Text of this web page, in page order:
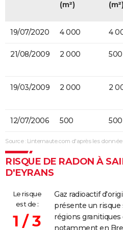
(m²)
(m²)
19/07/2020 4 000 4
21/08/2009 2 000 500
19/03/2009 2 000 2
12/07/2006 500 500
Source : Linternaute.com d'après les
RISQUE DE RADON À
D'EYRANS
Le risque
est de :
1 / 3
Gaz radioactif
présente un risque
régions granitiques
notamment en